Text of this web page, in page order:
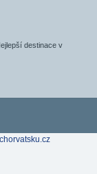
destinace v